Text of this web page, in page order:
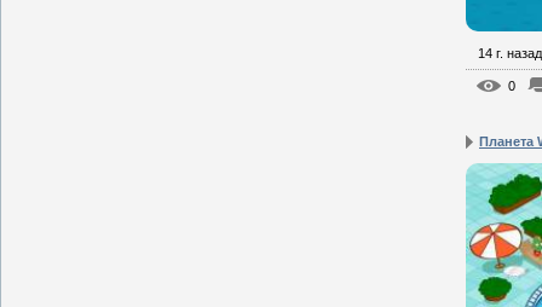
14 г. назад
0
Планета